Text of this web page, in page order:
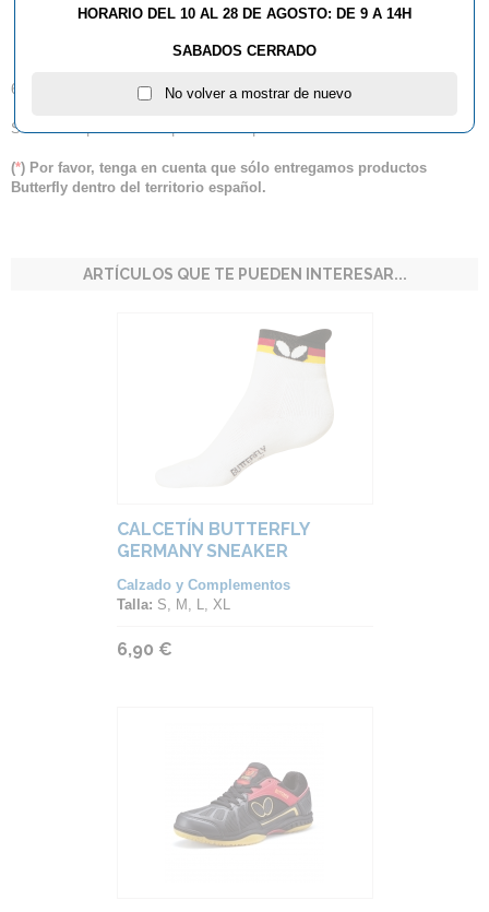
YONAGO
66 % algodón; 33 % poliéster; 1 % elastano
S = 34 - 37 | M = 38 - 41 | L = 42 - 44 | XL = 45 - 47
(*) Por favor, tenga en cuenta que sólo entregamos productos
Butterfly dentro del territorio español.
ARTÍCULOS QUE TE PUEDEN INTERESAR...
CALCETÍN BUTTERFLY
GERMANY SNEAKER
Calzado y Complementos
Talla: S, M, L, XL
6,90 €
HORARIO DEL 10 AL 28 DE AGOSTO: DE 9 A 14H
SABADOS CERRADO
No volver a mostrar de nuevo